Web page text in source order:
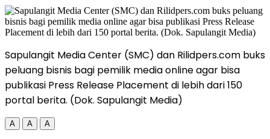
Sapulangit Media Center (SMC) dan Rilidpers.com buks
peluang bisnis bagi pemilik media online agar bisa
publikasi Press Release Placement di lebih dari 150
portal berita. (Dok. Sapulangit Media)
A A A